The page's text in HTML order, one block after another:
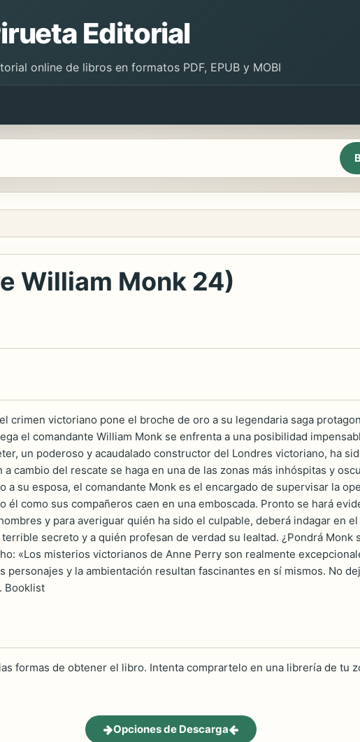
Editorial
online de libros en formatos PDF, EPUB y MOBI
William Monk 24)
crimen victoriano pone el broche de oro a su legendaria saga
el comandante William Monk se enfrenta a una posibilidad
un poderoso y acaudalado constructor del Londres victoriano, ha
cambio del rescate se haga en una de las zonas más inhóspitas y
a su esposa, el comandante Monk es el encargado de supervisar la
él como sus compañeros caen en una emboscada. Pronto se hará
y para averiguar quién ha sido el culpable, deberá indagar en
secreto y a quién profesan de verdad su lealtad. ¿Pondrá Monk
«Los misterios victorianos de Anne Perry son realmente
personajes y la ambientación resultan fascinantes en sí mismos. No
Booklist
formas de obtener el libro. Intenta comprartelo en una librería de tu
Opciones de Descarga